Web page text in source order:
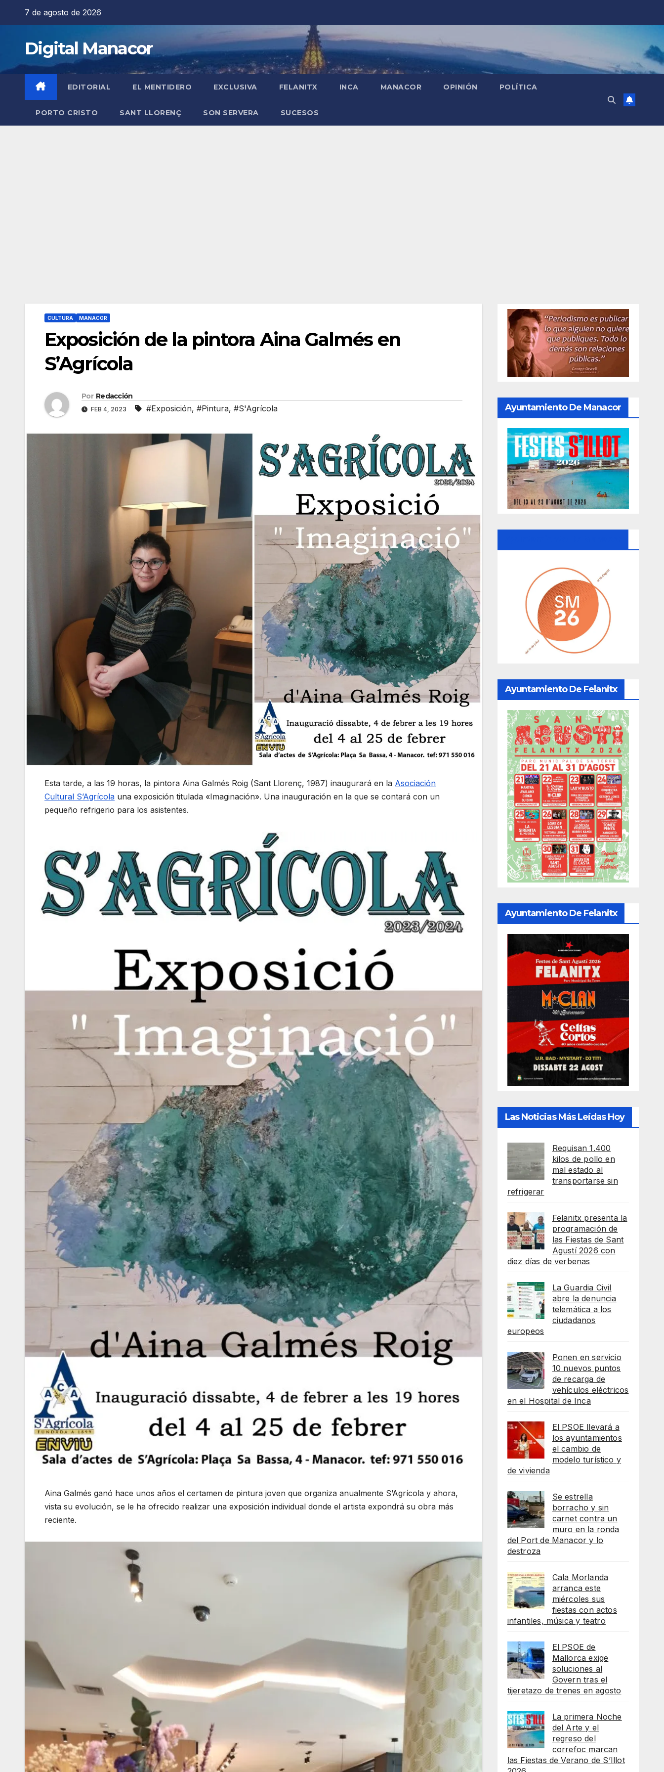
7 de agosto de 2026
Digital Manacor
EDITORIAL EL MENTIDERO EXCLUSIVA FELANITX INCA MANACOR OPINIÓN POLÍTICA
PORTO CRISTO SANT LLORENÇ SON SERVERA SUCESOS
CULTURA MANACOR
Exposición de la pintora Aina Galmés en
S’Agrícola
Por Redacción
FEB 4, 2023 #Exposición, #Pintura, #S'Agrícola
Esta tarde, a las 19 horas, la pintora Aina Galmés Roig (Sant Llorenç, 1987) inaugurará en la Asociación
Cultural S’Agrícola una exposición titulada «Imaginación». Una inauguración en la que se contará con un
pequeño refrigerio para los asistentes.
Aina Galmés ganó hace unos años el certamen de pintura joven que organiza anualmente S’Agrícola y ahora,
vista su evolución, se le ha ofrecido realizar una exposición individual donde el artista expondrá su obra más
reciente.
Ayuntamiento De Manacor
Ayuntamiento De Felanitx
Ayuntamiento De Felanitx
Las Noticias Más Leídas Hoy
Requisan 1.400
kilos de pollo en
mal estado al
transportarse sin
refrigerar
Felanitx presenta la
programación de
las Fiestas de Sant
Agustí 2026 con
diez días de verbenas
La Guardia Civil
abre la denuncia
telemática a los
ciudadanos
europeos
Ponen en servicio
10 nuevos puntos
de recarga de
vehículos eléctricos
en el Hospital de Inca
El PSOE llevará a
los ayuntamientos
el cambio de
modelo turístico y
de vivienda
Se estrella
borracho y sin
carnet contra un
muro en la ronda
del Port de Manacor y lo
destroza
Cala Morlanda
arranca este
miércoles sus
fiestas con actos
infantiles, música y teatro
El PSOE de
Mallorca exige
soluciones al
Govern tras el
tijeretazo de trenes en agosto
La primera Noche
del Arte y el
regreso del
correfoc marcan
las Fiestas de Verano de S’Illot